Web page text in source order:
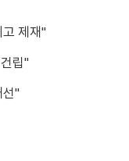
제재"
립"
선"